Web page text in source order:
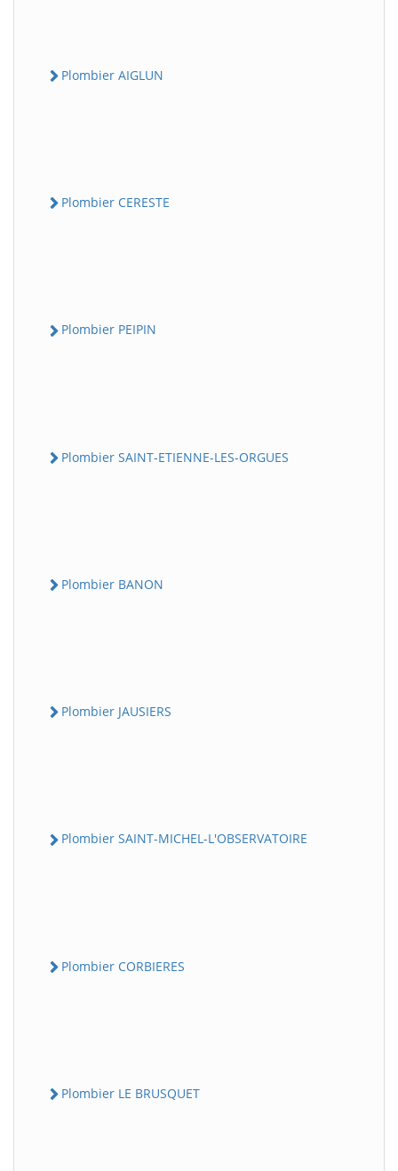
Plombier AIGLUN
Plombier CERESTE
Plombier PEIPIN
Plombier SAINT-ETIENNE-LES-ORGUES
Plombier BANON
Plombier JAUSIERS
Plombier SAINT-MICHEL-L'OBSERVATOIRE
Plombier CORBIERES
Plombier LE BRUSQUET